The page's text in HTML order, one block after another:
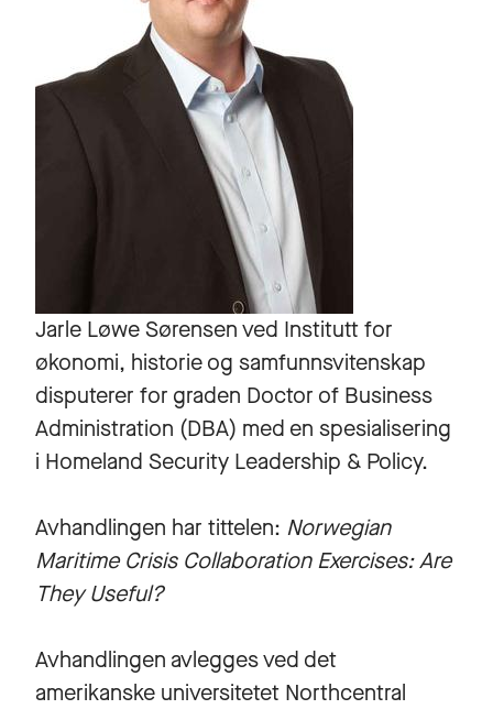
Jarle Løwe Sørensen ved Institutt for
økonomi, historie og samfunnsvitenskap
disputerer for graden Doctor of Business
Administration (DBA) med en spesialisering
i Homeland Security Leadership & Policy.
Avhandlingen har tittelen: Norwegian
Maritime Crisis Collaboration Exercises: Are
They Useful?
Avhandlingen avlegges ved det
amerikanske universitetet Northcentral